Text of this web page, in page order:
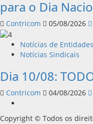
para o Dia
Contricom 05/08/2026
Notícias de Entidades
Notícias Sindicais
Dia 10/08:
Contricom 04/08/2026
Copyright © Todos os